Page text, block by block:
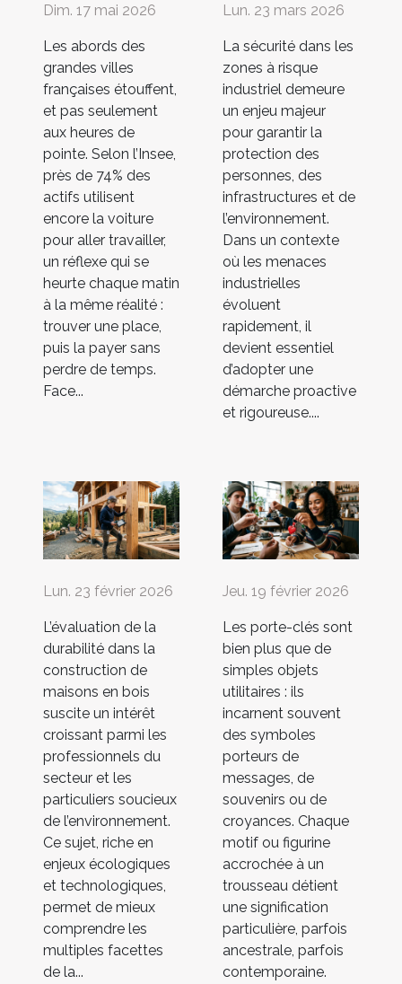
Dim. 17 mai 2026
Les abords des
grandes villes
françaises étouffent,
et pas seulement
aux heures de
pointe. Selon l’Insee,
près de 74% des
actifs utilisent
encore la voiture
pour aller travailler,
un réflexe qui se
heurte chaque matin
à la même réalité :
trouver une place,
puis la payer sans
perdre de temps.
Face...
Lun. 23 mars 2026
La sécurité dans les
zones à risque
industriel demeure
un enjeu majeur
pour garantir la
protection des
personnes, des
infrastructures et de
l’environnement.
Dans un contexte
où les menaces
industrielles
évoluent
rapidement, il
devient essentiel
d’adopter une
démarche proactive
et rigoureuse....
Lun. 23 février 2026
L’évaluation de la
durabilité dans la
construction de
maisons en bois
suscite un intérêt
croissant parmi les
professionnels du
secteur et les
particuliers soucieux
de l’environnement.
Ce sujet, riche en
enjeux écologiques
et technologiques,
permet de mieux
comprendre les
multiples facettes
de la...
Jeu. 19 février 2026
Les porte-clés sont
bien plus que de
simples objets
utilitaires : ils
incarnent souvent
des symboles
porteurs de
messages, de
souvenirs ou de
croyances. Chaque
motif ou figurine
accrochée à un
trousseau détient
une signification
particulière, parfois
ancestrale, parfois
contemporaine.